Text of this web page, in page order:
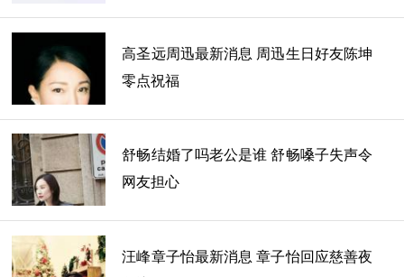
高圣远周迅最新消息 周迅生日好友陈坤
零点祝福
舒畅结婚了吗老公是谁 舒畅嗓子失声令
网友担心
汪峰章子怡最新消息 章子怡回应慈善夜